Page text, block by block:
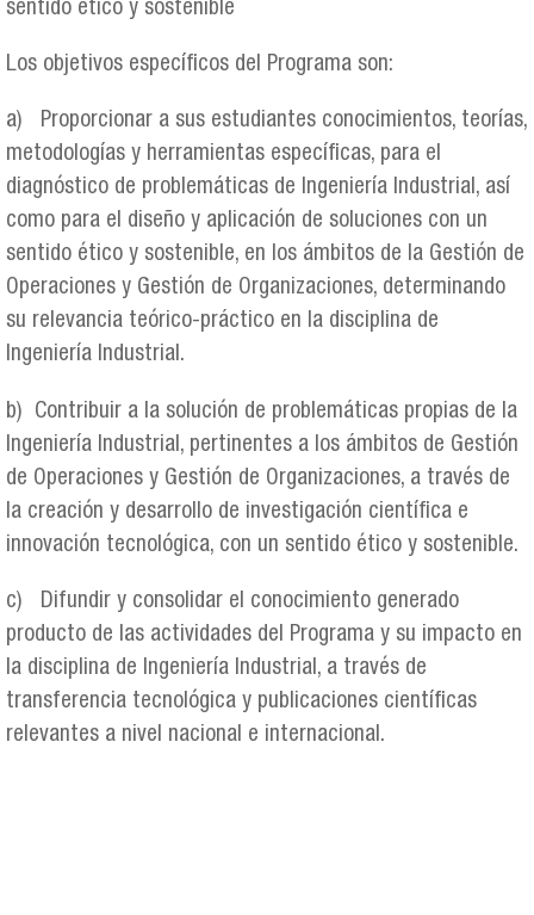
sentido ético y sostenible
Los objetivos específicos del Programa son:
a) Proporcionar a sus estudiantes conocimientos, teorías,
metodologías y herramientas específicas, para el
diagnóstico de problemáticas de Ingeniería Industrial, así
como para el diseño y aplicación de soluciones con un
sentido ético y sostenible, en los ámbitos de la Gestión de
Operaciones y Gestión de Organizaciones, determinando
su relevancia teórico-práctico en la disciplina de
Ingeniería Industrial.
b) Contribuir a la solución de problemáticas propias de la
Ingeniería Industrial, pertinentes a los ámbitos de Gestión
de Operaciones y Gestión de Organizaciones, a través de
la creación y desarrollo de investigación científica e
innovación tecnológica, con un sentido ético y sostenible.
c) Difundir y consolidar el conocimiento generado
producto de las actividades del Programa y su impacto en
la disciplina de Ingeniería Industrial, a través de
transferencia tecnológica y publicaciones científicas
relevantes a nivel nacional e internacional.